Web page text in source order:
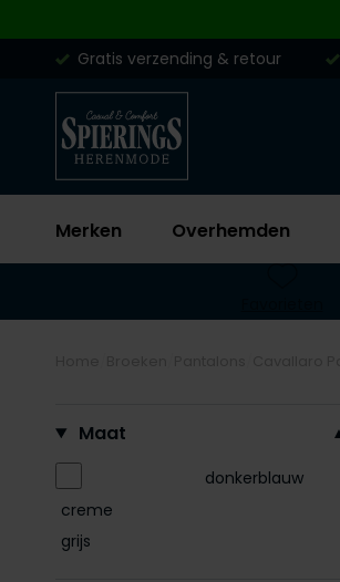
Gratis verzending & retour
Merken Overhemden
Maat
creme
donkerblauw
grijs